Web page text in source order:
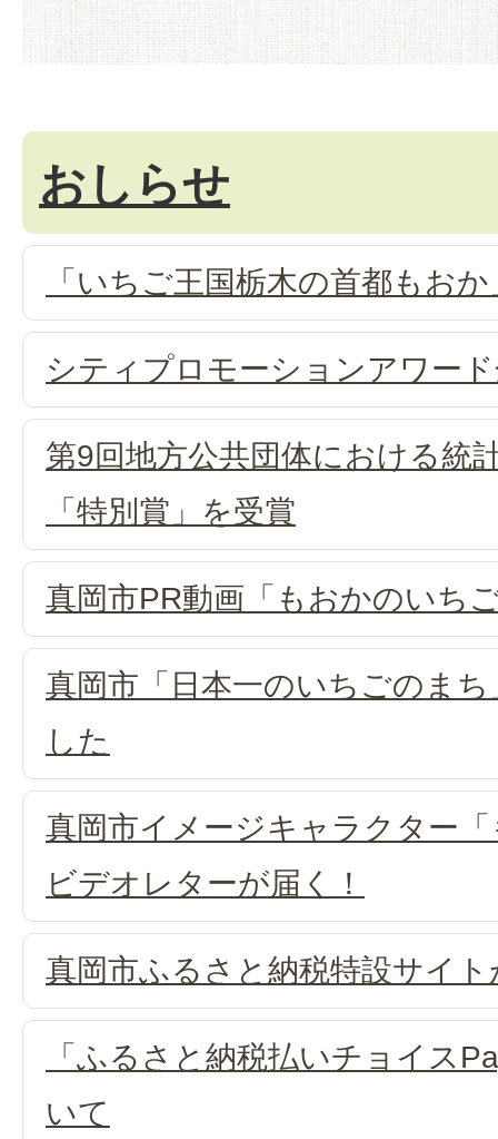
おしらせ
「いちご王国栃木の首都もお
シティプロモーションアワー
第9回地方公共団体における統
「特別賞」を受賞
真岡市PR動画「もおかのいち
真岡市「日本一のいちごのま
した
真岡市イメージキャラクター
ビデオレターが届く！
真岡市ふるさと納税特設サイ
「ふるさと納税払いチョイス
いて